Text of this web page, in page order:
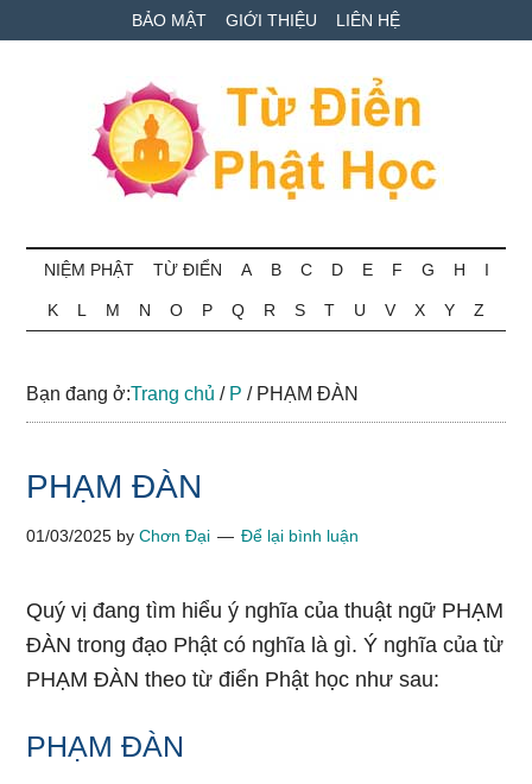
to
to
qua
BẢO MẬT GIỚI THIỆU LIÊN HỆ
Từ
điển
Phật
học
ngữ
NIỆM PHẬT TỪ ĐIỂN A B C D E F G H I
K L M N O P Q R S T U V X Y Z
Bạn đang ở:Trang chủ / P /PHẠM ĐÀN
PHẠM ĐÀN
01/03/2025 byChơn Đại Để lại bình luận
Quý vị đang tìm hiểu ý nghĩa của thuật ngữ PHẠM
ĐÀN trong đạo Phật có nghĩa là gì. Ý nghĩa của từ
PHẠM ĐÀN theo từ điển Phật học như sau:
PHẠM ĐÀN